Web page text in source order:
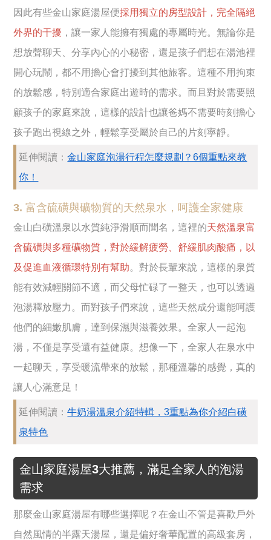
因此有些金山家庭湯屋便採用獨立的房型設計，完全隔絕
外界的干擾 ，讓一家人能擁有獨處的專屬時光。無論你是
想放聲聊天、分享內心的小秘密，還是孩子們想在湯池裡
開心玩鬧，都不用擔心會打擾到其他旅客。這種不用拘束
的放鬆感，特別適合家庭出遊時的需求。而且對於需要照
顧孩子的家庭來說，這樣的設計也讓爸媽不需要時刻擔心
孩子跑出視線之外，輕鬆享受屬於自己的片刻寧靜。
延伸閱讀：金山家庭泡湯行程怎麼規劃？6個重點來教
你！
3. 富含硫磺與礦物質的天然泉水，呵護全家健康
金山白磺溫泉以水質純淨滑順而聞名，這裡的天然溫泉富
含硫磺與多種礦物質，對於緩解疲勞、舒緩肌肉酸痛，以
及促進血液循環特別有幫助。對於長輩來說，這樣的泉質
能有效減輕關節不適，而父母忙碌了一整天，也可以透過
泡湯釋放壓力。而對孩子們來說，這些天然成分還能呵護
他們的細嫩肌膚，達到保濕與滋養效果。全家人一起泡
湯，不僅是享受還有益健康。想像一下，全家人在泉水中
一起聊天，享受暖流帶來的放鬆，那種溫馨的感覺，真的
讓人心滿意足！
延伸閱讀：牛奶湯溫泉介紹特輯，3重點為你介紹白磺
泉特色
金山家庭湯屋3大推薦，滿足全家人的泡湯
需求
那麼金山家庭湯屋有哪些選擇呢？在金山不管是喜歡戶外
自然風情的半露天湯屋，還是偏好奢華配置的高級套房，